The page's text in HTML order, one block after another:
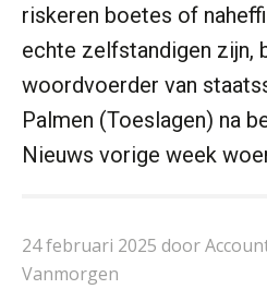
riskeren boetes of
echte zelfstandigen zijn,
woordvoerder van
Palmen (Toeslagen) na
Nieuws vorige week
24 februari 2025 door
Vanmorgen